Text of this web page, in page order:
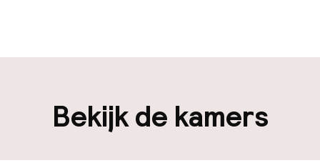
Bekijk de kamers